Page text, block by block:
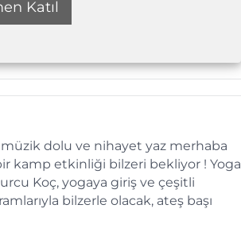
Katıl
dolu ve nihayet yaz merhaba
kamp etkinliği bilzeri bekliyor ! Yoga
Koç, yogaya giriş ve çeşitli
bilzerle olacak, ateş başı